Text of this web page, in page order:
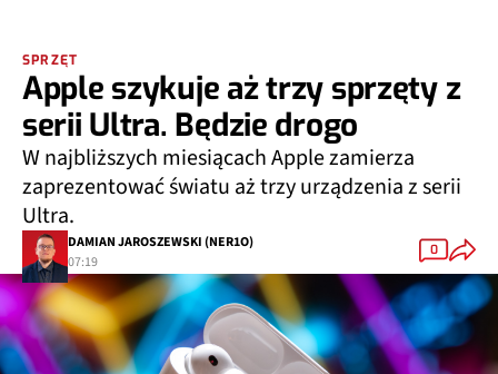
SPRZĘT
Apple szykuje aż trzy sprzęty z
serii Ultra. Będzie drogo
W najbliższych miesiącach Apple zamierza
zaprezentować światu aż trzy urządzenia z serii
Ultra.
DAMIAN JAROSZEWSKI (NER1O)
07:19
0